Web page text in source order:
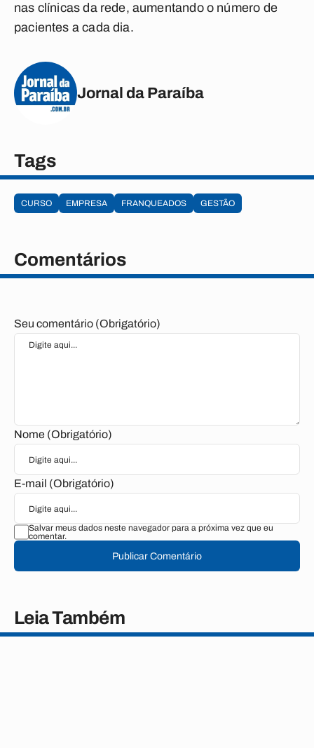
nas clínicas da rede, aumentando o número de
pacientes a cada dia.
Jornal da Paraíba
Tags
CURSO EMPRESA FRANQUEADOS GESTÃO
Comentários
Seu comentário (Obrigatório)
Nome (Obrigatório)
E-mail (Obrigatório)
Salvar meus dados neste navegador para a próxima vez que eu
comentar.
Publicar Comentário
Leia Também